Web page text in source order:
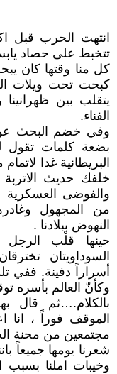
انتهت الحرب قبل
تتخبط على حصاد
كل منا وقتها كان
كبحت تحت ويلات
يتقلب بين
الفناء.
وفي خضم البحث عن
بضعة كلمات تقول
البريطانية غدا
خلفك حديث الاتربة
والفوضى العسكرية
من المجهول
النهوض ببلادنا .
حينها قلْب الرجل
السوداويتان
أسراراً دفينة. ففي
وكأنّ العالم بأسره
بالكلام.…ثم
الموقف فوراً ،
مجتمعين من محنة
شعرنا يومها جميعاً
وخيبات املنا بسبب